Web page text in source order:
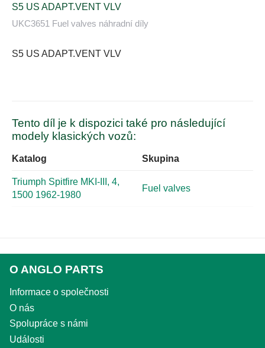
S5 US ADAPT.VENT VLV
UKC3651 Fuel valves náhradní díly
S5 US ADAPT.VENT VLV
Tento díl je k dispozici také pro následující
modely klasických vozů:
Katalog Skupina
Triumph Spitfire MKI-III, 4,
1500 1962-1980
Fuel valves
O ANGLO PARTS
Informace o společnosti
O nás
Spolupráce s námi
Události